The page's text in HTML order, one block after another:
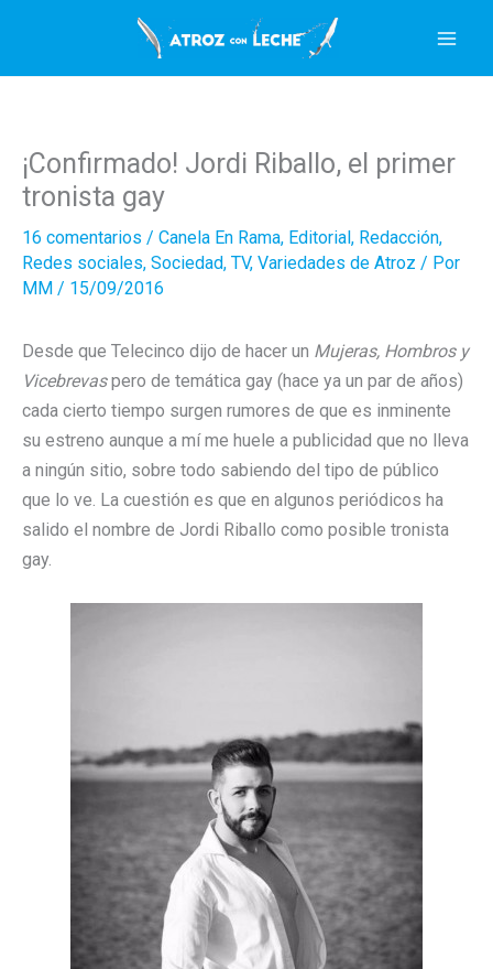
contenido
¡Confirmado! Jordi Riballo, el primer
tronista gay
16 comentarios / Canela En Rama, Editorial, Redacción,
Redes sociales, Sociedad, TV, Variedades de Atroz / Por
MM / 15/09/2016
Desde que Telecinco dijo de hacer un Mujeras, Hombros y
Vicebrevaspero de temática gay (hace ya un par de años)
cada cierto tiempo surgen rumores de que es inminente
su estreno aunque a mí me huele a publicidad que no lleva
a ningún sitio, sobre todo sabiendo del tipo de público
que lo ve. La cuestión es que en algunos periódicos ha
salido el nombre de Jordi Riballo como posible tronista
gay.